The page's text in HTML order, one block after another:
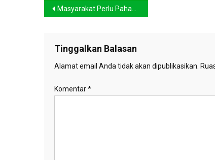
Navigasi
Masyarakat Perlu Pahami Early Warning System Secara Baik
Tinggalkan Balasan
Alamat email Anda tidak akan dipublikasikan.
Komentar*